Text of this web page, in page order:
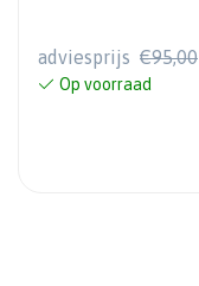
adviesprijs €95,00
Op voorraad